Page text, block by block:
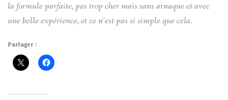
la formule parfaite, pas trop cher mais sans arnaque et avec
une belle expérience, et ce n’est pas si simple que cela.
Partager :